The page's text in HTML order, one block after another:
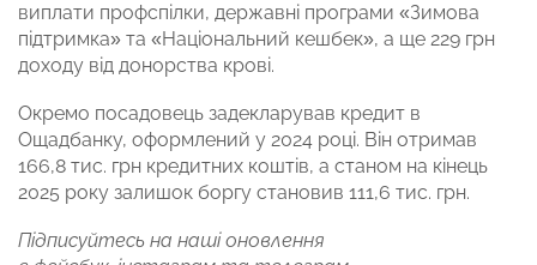
виплати профспілки, державні програми «Зимова
підтримка» та «Національний кешбек», а ще 229 грн
доходу від донорства крові.
Окремо посадовець задекларував кредит в
Ощадбанку, оформлений у 2024 році. Він отримав
166,8 тис. грн кредитних коштів, а станом на кінець
2025 року залишок боргу становив 111,6 тис. грн.
Підписуйтесь на наші оновлення